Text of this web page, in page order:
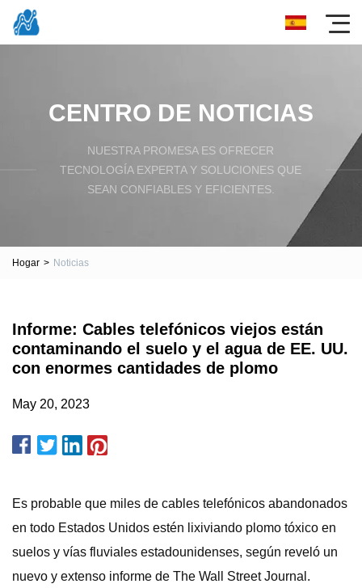
CENTRO DE NOTICIAS
NUESTRA PROMESA ES OFRECER
TECNOLOGÍA EXPERTA Y SOLUCIONES QUE
SEAN CONFIABLES Y EFICIENTES.
Hogar > Noticias
Informe: Cables telefónicos viejos están
contaminando el suelo y el agua de EE. UU.
con enormes cantidades de plomo
May 20, 2023
Es probable que miles de cables telefónicos abandonados
en todo Estados Unidos estén lixiviando plomo tóxico en
suelos y vías fluviales estadounidenses, según reveló un
nuevo y extenso informe de The Wall Street Journal.